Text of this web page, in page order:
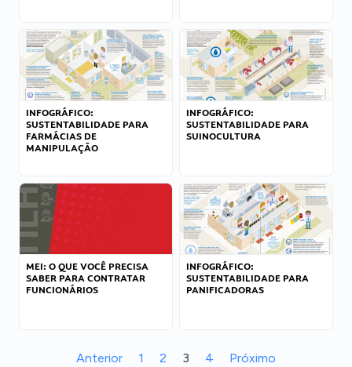
INFOGRÁFICO:
SUSTENTABILIDADE PARA
FARMÁCIAS DE
MANIPULAÇÃO
INFOGRÁFICO:
SUSTENTABILIDADE PARA
SUINOCULTURA
MEI: O QUE VOCÊ PRECISA
SABER PARA CONTRATAR
FUNCIONÁRIOS
INFOGRÁFICO:
SUSTENTABILIDADE PARA
PANIFICADORAS
Anterior 1 2 3 4 Próximo